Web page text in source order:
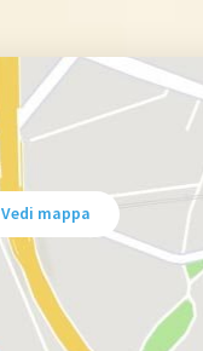
Vedi mappa